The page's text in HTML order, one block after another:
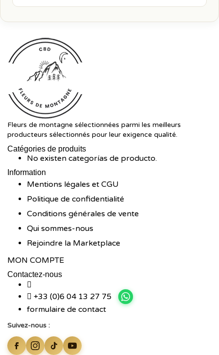
Fleurs de montagne sélectionnées parmi les meilleurs
producteurs sélectionnés pour leur exigence qualité.
Catégories de produits
No existen categorías de producto.
Information
Mentions légales et CGU
Politique de confidentialité
Conditions générales de vente
Qui sommes-nous
Rejoindre la Marketplace
MON COMPTE
Contactez-nous
+33 (0)6 04 13 27 75
formulaire de contact
Suivez-nous :